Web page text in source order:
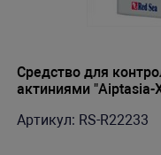
Средство для
актиниями "Aiptasia-
Артикул: RS-R22233